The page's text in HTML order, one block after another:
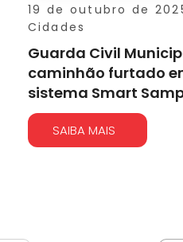
19 de outubro de
Cidades
Guarda Civil
caminhão furtado
sistema Smart
SAIBA MAIS